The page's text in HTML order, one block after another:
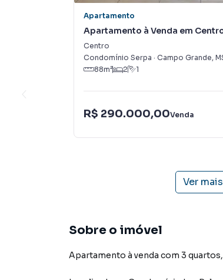
Apartamento
Apartamento à Venda em
Centro
Condomínio Serpa · Campo Grande,
88m² 2 1
R$ 290.000,00Venda
Ver
Sobre o imóvel
Apartamento à venda com 3 quartos,